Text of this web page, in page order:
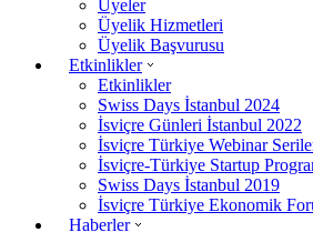
Üyeler
Üyelik Hizmetleri
Üyelik Başvurusu
Etkinlikler
Etkinlikler
Swiss Days İstanbul 2024
İsviçre Günleri İstanbul 2022
İsviçre Türkiye Webinar
İsviçre-Türkiye Startup
Swiss Days İstanbul 2019
İsviçre Türkiye Ekonomik
Haberler